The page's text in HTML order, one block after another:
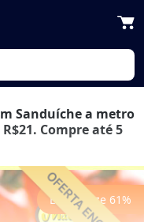
Sanduíche a metro
Compre até 5
Economize 61%